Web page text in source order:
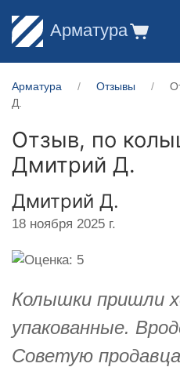
Арматура
Арматура Отзывы
Д.
Отзыв, по
Дмитрий Д.
Дмитрий Д.
18 ноября 2025 г.
Колышки пришли
упакованные.
Советую